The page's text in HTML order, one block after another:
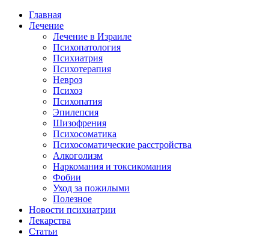
Главная
Лечение
Лечение в Израиле
Психопатология
Психиатрия
Психотерапия
Невроз
Психоз
Психопатия
Эпилепсия
Шизофрения
Психосоматика
Психосоматические расстройства
Алкоголизм
Наркомания и токсикомания
Фобии
Уход за пожилыми
Полезное
Новости психиатрии
Лекарства
Статьи